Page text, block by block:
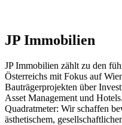
JP Immobilien
JP Immobilien zählt zu den
Österreichs mit Fokus auf
Bauträgerprojekten über
Asset Management und
Quadratmeter: Wir schaffen
ästhetischem,